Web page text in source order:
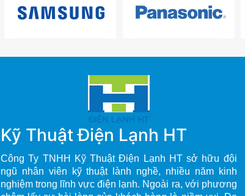
Kỹ Thuật Điện Lạnh HT
Công Ty TNHH Kỹ Thuật Điện Lạnh HT sở hữu đội
ngũ nhân viên kỹ thuật lành nghề, nhiều năm kinh
nghiệm trong lĩnh vực điện lạnh. Ngoài ra, với phương